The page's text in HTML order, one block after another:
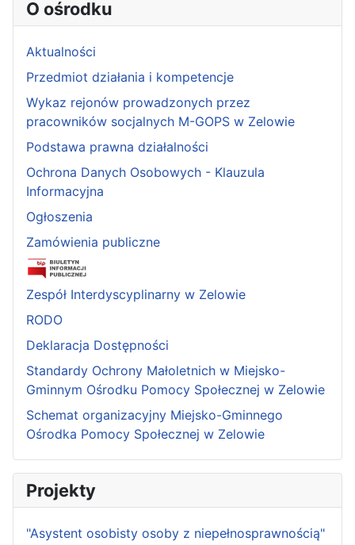
O ośrodku
Aktualności
Przedmiot działania i kompetencje
Wykaz rejonów prowadzonych przez
pracowników socjalnych M-GOPS w Zelowie
Podstawa prawna działalności
Ochrona Danych Osobowych - Klauzula
Informacyjna
Ogłoszenia
Zamówienia publiczne
Zespół Interdyscyplinarny w Zelowie
RODO
Deklaracja Dostępności
Standardy Ochrony Małoletnich w Miejsko-
Gminnym Ośrodku Pomocy Społecznej w Zelowie
Schemat organizacyjny Miejsko-Gminnego
Ośrodka Pomocy Społecznej w Zelowie
Projekty
"Asystent osobisty osoby z niepełnosprawnością"